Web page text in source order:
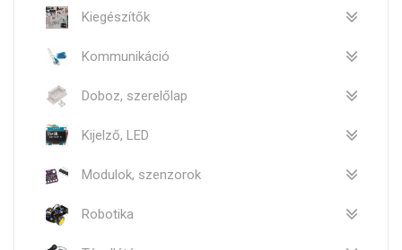
Kiegészítők
Kommunikáció
Doboz, szerelőlap
Kijelző, LED
Modulok, szenzorok
Robotika